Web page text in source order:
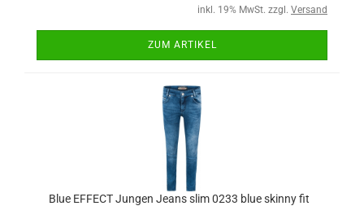
inkl. 19% MwSt. zzgl. Versand
ZUM ARTIKEL
Blue EFFECT Jungen Jeans slim 0233 blue skinny fit